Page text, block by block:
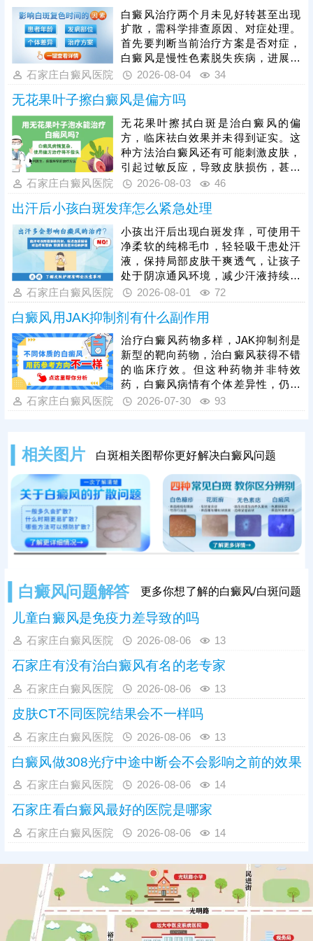
退、白斑反复的情况，大幅增加后续
治疗难度与周期。因此患者必须严格
遵从医嘱，长期坚持完整疗程，切勿
擅自停疗。同时，治疗中需根据自身
皮损情况，采用适配的光照剂量，避
免剂量不足无效、过量损伤皮肤。
白癜风治疗两个月未见好转甚至出现
扩散，需科学排查原因、对症处理。
首先要判断当前治疗方案是否对症，
白癜风是慢性色素脱失疾病，进展期
本身存在扩散可能，若方案贴合自身
药。白癜风黑色素修复周期较长，需
谨遵医嘱坚持足疗程治疗，切勿擅自
停药、减药。若经医生评估，当前治
疗方案并不适配自身病情，需在医生
指导下及时调整，同时，科学护理是
控制扩散的关键，患者需全方位规避
诱发因素，辅助稳定病情、阻止白斑
扩散。
石家庄白癜风医院 2026-08-04 34
无花果叶子擦白癜风是偏方吗
无花果叶擦拭白斑是治白癜风的偏
方，临床祛白效果并未得到证实。这
种方法治白癜风还有可能刺激皮肤，
引起过敏反应，导致皮肤损伤，甚至
引发白斑扩散，不建议盲目使用。稳
院，先诊断分析病情，判断白斑时期
和类型，治疗才有明确方向，对症用
药、照光促使白斑着色。同时，还需
加强护理，防止不良因素刺激，为白
斑复色保驾护航。
石家庄白癜风医院 2026-08-03 46
出汗后小孩白斑发痒怎么紧急处理
小孩出汗后出现白斑发痒，可使用干
净柔软的纯棉毛巾，轻轻吸干患处汗
液，保持局部皮肤干爽透气，让孩子
处于阴凉通风环境，减少汗液持续刺
激，切勿让孩子使劲抓挠或胡乱涂抹
药物，以免刺激到白斑。儿童白癜风
病情多变，家长切勿拖延治疗，长期
拖延会导致白斑扩散、治疗难度提
升。临床中308激光治疗适配儿童肌
肤，安全性高、针对性强，能有效修
复受损黑色素细胞，是儿童白癜风的
优选治疗方式。
石家庄白癜风医院 2026-08-01 72
白癜风用JAK抑制剂有什么副作用
治疗白癜风药物多样，JAK抑制剂是
新型的靶向药物，治白癜风获得不错
的临床疗效。但这种药物并非特效
药，白癜风病情有个体差异性，仍然
需要结合病情针对性用药，个性化祛
红、瘙痒、刺痛、毛囊炎等。建议患
者规范祛白，用药期间可搭配光疗仪
综合治疗，双管齐下，效果更理想。
石家庄白癜风医院 2026-07-30 93
相关图片 白斑相关图帮你更好解决白癜风问题
白癜风问题解答 更多你想了解的白癜风/白斑问题
儿童白癜风是免疫力差导致的吗
石家庄白癜风医院 2026-08-06 13
石家庄有没有治白癜风有名的老专家
石家庄白癜风医院 2026-08-06 13
皮肤CT不同医院结果会不一样吗
石家庄白癜风医院 2026-08-06 13
白癜风做308光疗中途中断会不会影响之前的效果
石家庄白癜风医院 2026-08-06 14
石家庄看白癜风最好的医院是哪家
石家庄白癜风医院 2026-08-06 14